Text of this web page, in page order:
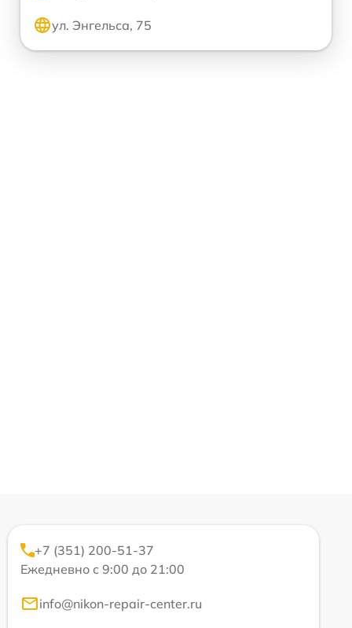
ул. Энгельса, 75
+7 (351) 200-51-37
Ежедневно с 9:00 до 21:00
info@nikon-repair-center.ru